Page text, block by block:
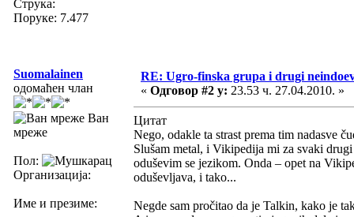
Струка:
Поруке: 7.477
Suomalainen
одомаћен члан
Ван
мреже
Пол:
Организација:
Име и презиме:
RE: Ugro-finska grupa i drugi
« Одговор #2 у: 23.53 ч. 27.04.2010. »
Цитат
Nego, odakle ta strast prema tim nadasve
Slušam metal, i Vikipedija mi za svaki
oduševim se jezikom. Onda – opet na
oduševljava, i tako...
Negde sam pročitao da je Talkin, kako je